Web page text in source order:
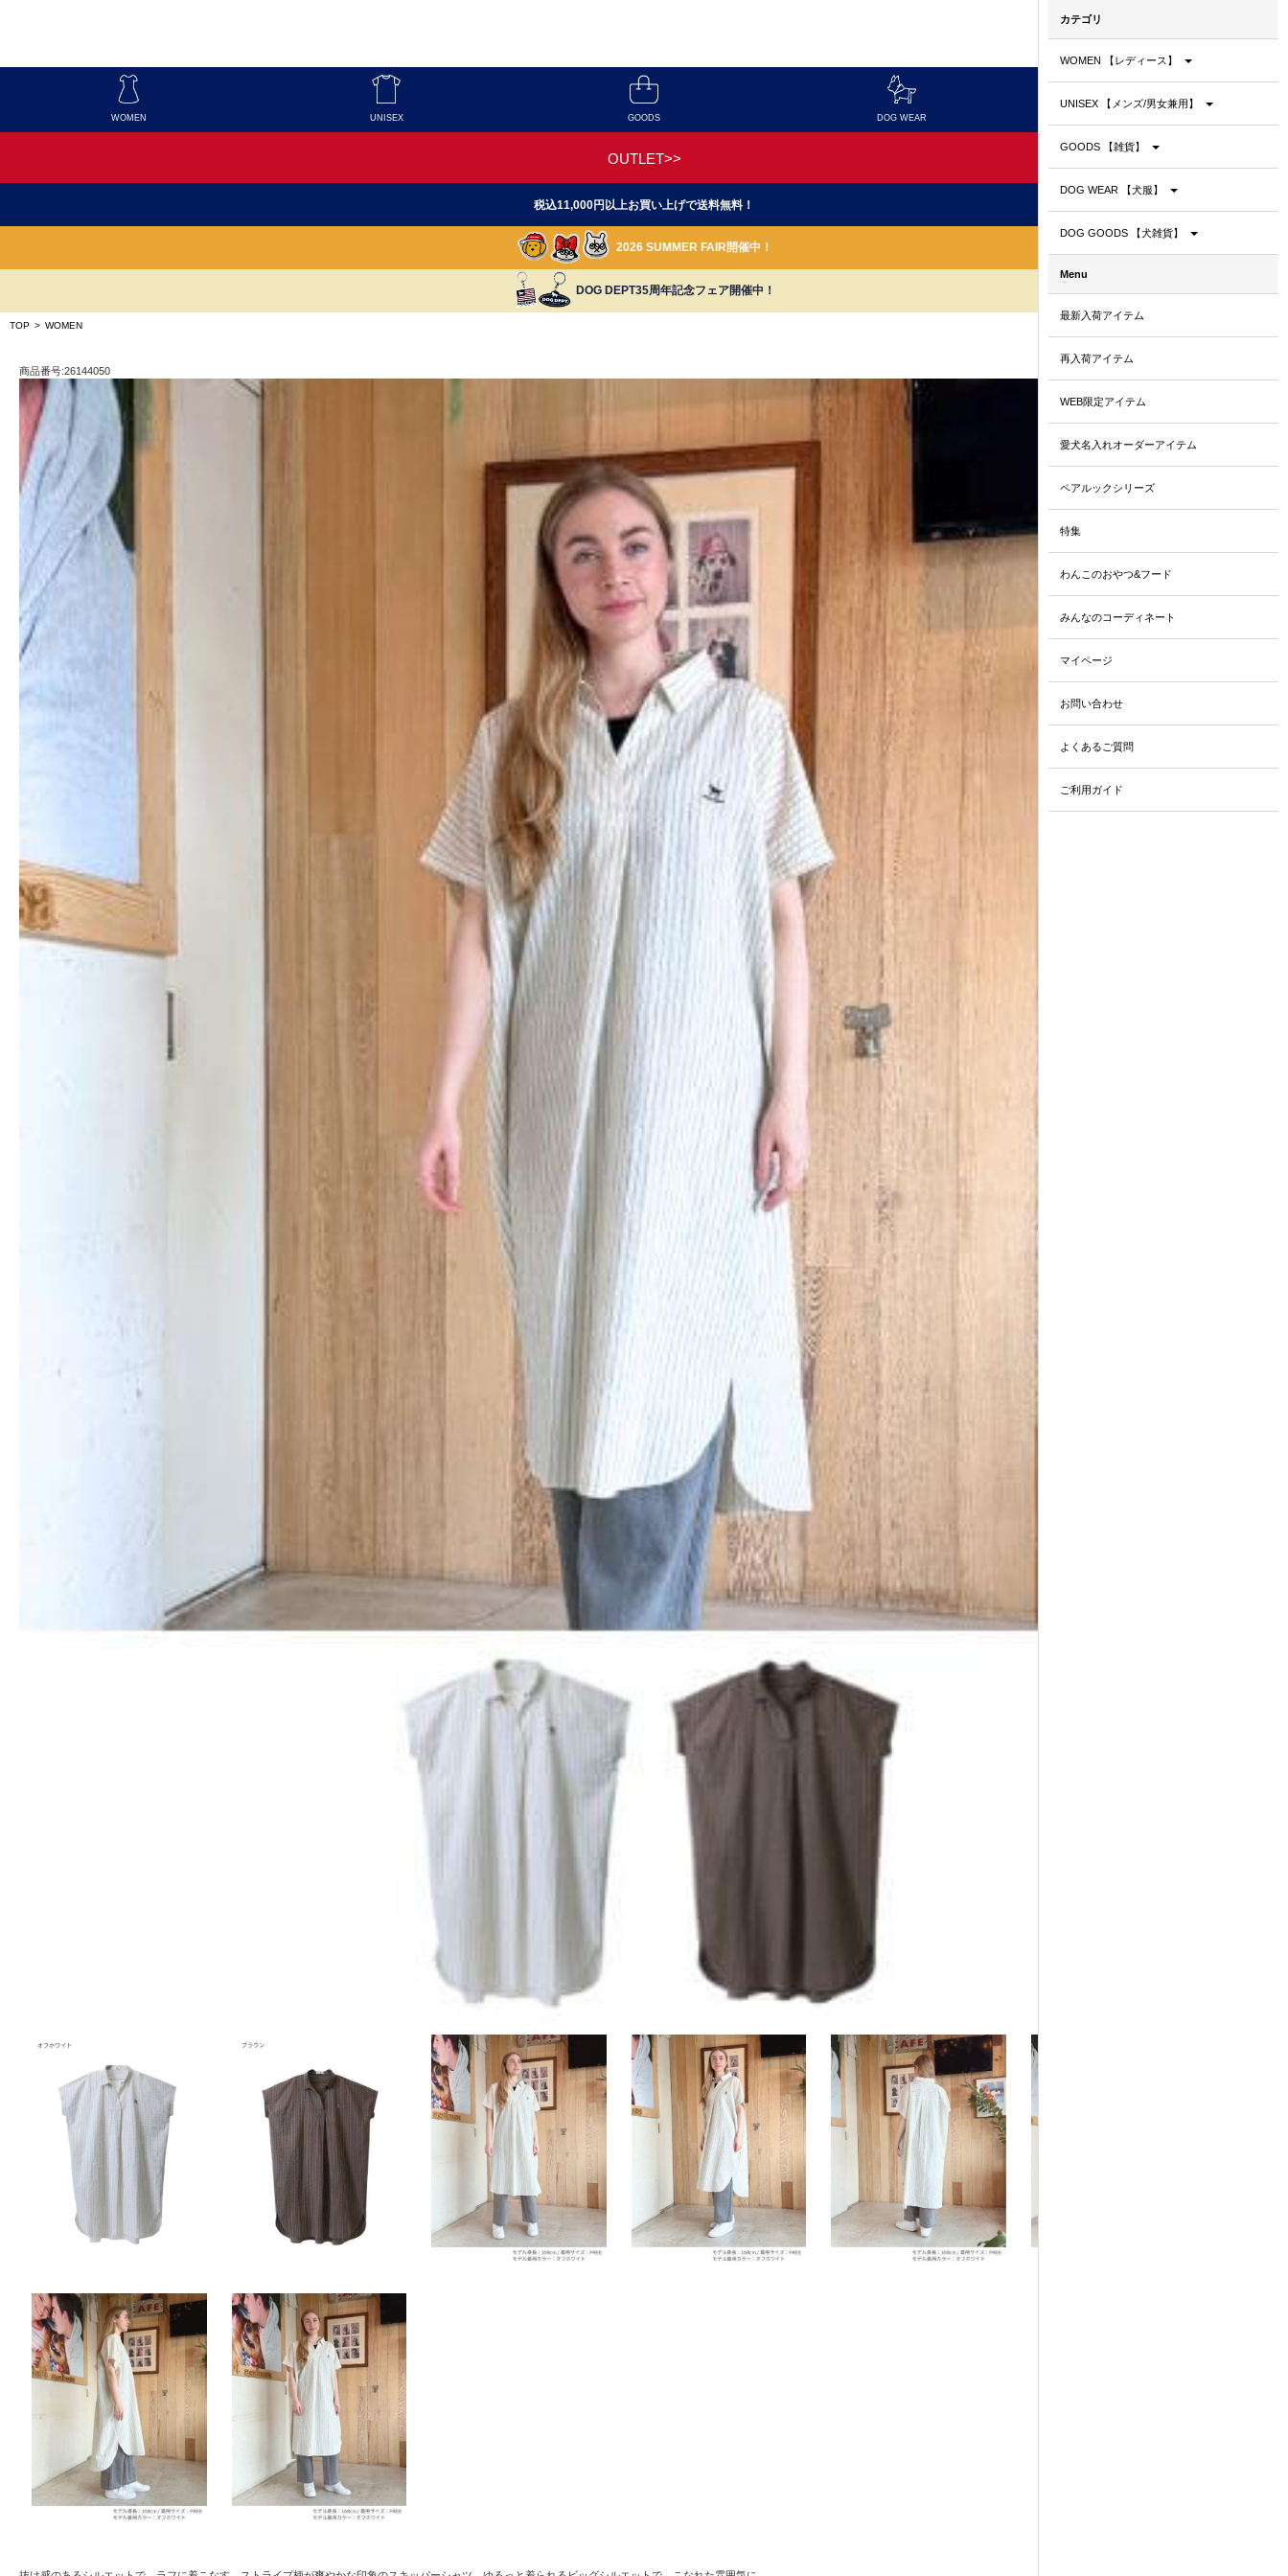
カテゴリ
WOMEN 【レディース】
UNISEX 【メンズ/男女兼用】
GOODS 【雑貨】
DOG WEAR 【犬服】
DOG GOODS 【犬雑貨】
Menu
最新入荷アイテム
再入荷アイテム
WEB限定アイテム
愛犬名入れオーダーアイテム
ペアルックシリーズ
特集
わんこのおやつ&フード
みんなのコーディネート
マイページ
お問い合わせ
よくあるご質問
ご利用ガイド
WOMEN UNISEX GOODS DOG WEAR
OUTLET>>
税込11,000円以上お買い上げで送料無料！
2026 SUMMER FAIR開催中！
DOG DEPT35周年記念フェア開催中！
TOP > WOMEN
商品番号:26144050